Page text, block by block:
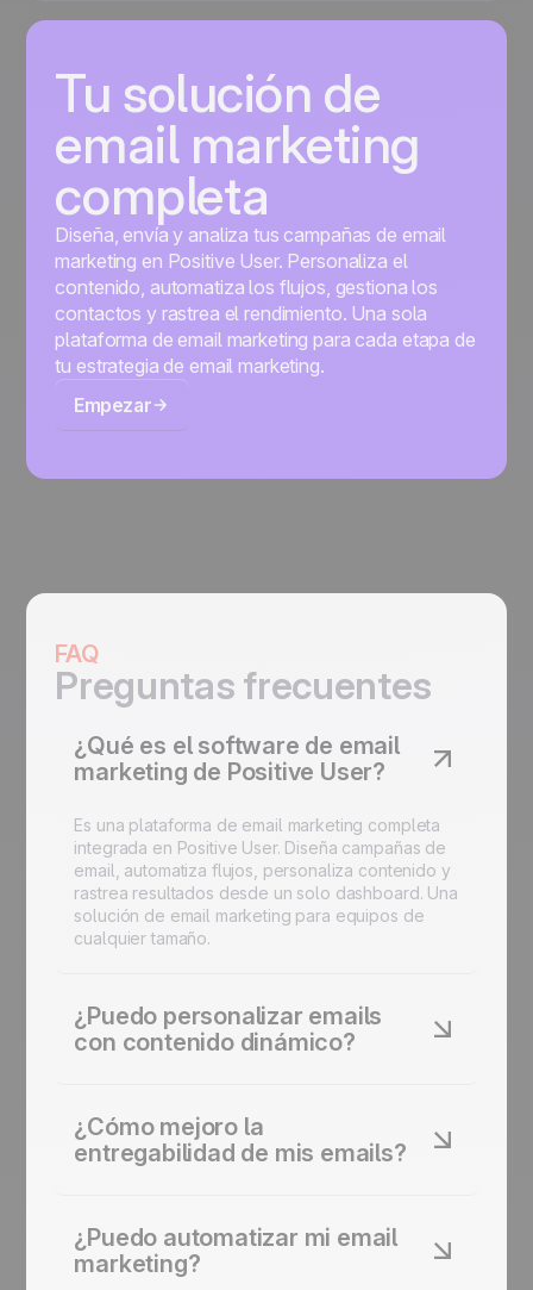
Tu solución de
email marketing
completa
Diseña, envía y analiza tus campañas de email
marketing en Positive User. Personaliza el
contenido, automatiza los flujos, gestiona los
contactos y rastrea el rendimiento. Una sola
plataforma de email marketing para cada etapa de
tu estrategia de email marketing.
Empezar
FAQ
Preguntas frecuentes
¿Qué es el software de email
marketing de Positive User?
Es una plataforma de email marketing completa
integrada en Positive User. Diseña campañas de
email, automatiza flujos, personaliza contenido y
rastrea resultados desde un solo dashboard. Una
solución de email marketing para equipos de
cualquier tamaño.
¿Puedo personalizar emails
con contenido dinámico?
condicionales y datos de comportamiento para
personalizar cada mensaje. Muestra diferentes
productos, ofertas o textos a diferentes
¿Cómo mejoro la
entregabilidad de mis emails?
entregabilidad integradas: autenticación de
dominio (SPF, DKIM, DMARC), opciones de IP
dedicada y monitoreo de la reputación del
¿Puedo automatizar mi email
marketing?